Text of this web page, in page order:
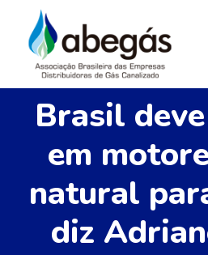
Brasil
em
natural
diz